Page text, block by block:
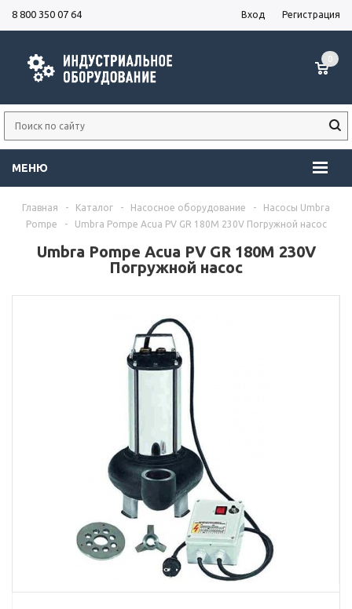
8 800 350 07 64 Вход Регистрация
МЕНЮ
0
Главная - Каталог - Насосное оборудование -
Насосы Umbra
Pompe
- Umbra Pompe Acua PV GR 180M 230V Погружной насос
Umbra Pompe Acua PV GR 180M 230V
Погружной насос